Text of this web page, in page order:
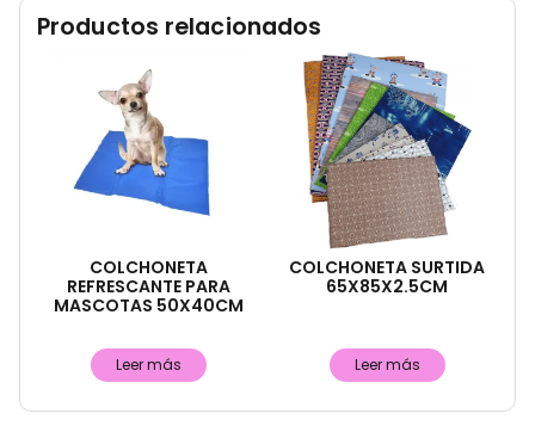
Productos relacionados
COLCHONETA
REFRESCANTE PARA
MASCOTAS 50X40CM
Leer más
COLCHONETA SURTIDA
65X85X2.5CM
Leer más